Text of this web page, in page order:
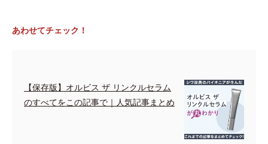
あわせてチェック！
【保存版】オルビス ザ リンクルセラム
のすべてをこの記事で｜人気記事まとめ